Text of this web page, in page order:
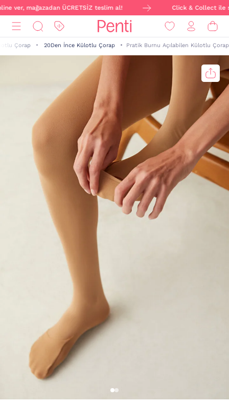
ver, mağazadan ÜCRETSİZ teslim al! Click & Collect ile
Çorap 20Den İnce Külotlu Çorap Pratik Burnu Açılabilen Külotlu Çorap